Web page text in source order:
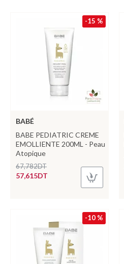
-15 %
BABÉ
BABE PEDIATRIC CREME
EMOLLIENTE 200ML - Peau
Atopique
57,615DT
67,782DT
-10 %